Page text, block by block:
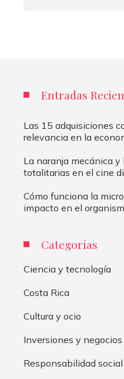
Entradas
Las 15 adquisiciones
relevancia en la
La naranja mecánica
totalitarias en el cine
Cómo funciona la
impacto en el
Categorías
Ciencia y tecnología
Costa Rica
Cultura y ocio
Inversiones y negocios
Responsabilidad social